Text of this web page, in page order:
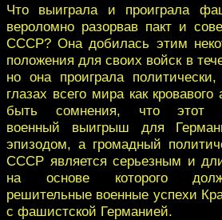
Что выиграла и проиграла
вероломно разорвав пакт и
СССР? Она добилась этим
положения для своих войск в
но она проиграла
глазах всего мира как
быть сомнения, что этот
военный выигрыш для
эпизодом, а громадный
СССР является серьезным и
на основе которого
решительные военные успехи
с фашистской Германией.